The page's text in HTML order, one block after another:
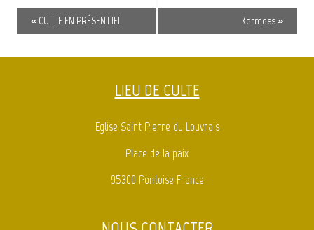
Navigation
« CULTE EN PRÉSENTIEL Kermess »
LIEU DE CULTE
Eglise Saint Pierre du Louvrais
Place de la paix
95300 Pontoise France